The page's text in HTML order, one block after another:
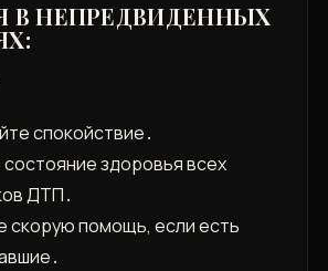
В НЕПРЕДВИДЕННЫХ
спокойствие․
здоровья всех
ДТП․
скорую помощь, если есть